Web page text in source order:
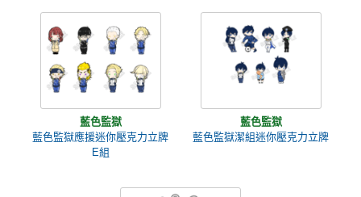
藍色監獄
藍色監獄應援迷你壓克力立牌
E組
藍色監獄
藍色監獄潔組迷你壓克力立牌